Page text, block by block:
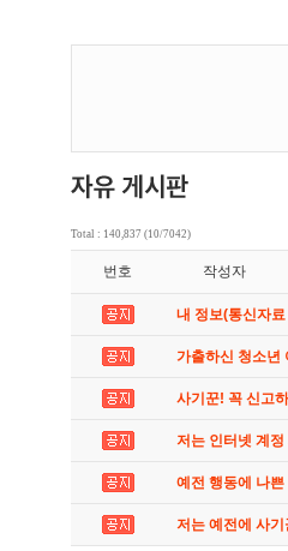
Total : 140,837 (10/7042)
번호 작성자
내 정보(통신자
가출하신 청소년
사기꾼! 꼭 신고
저는 인터넷 계
예전 행동에 나
저는 예전에 사